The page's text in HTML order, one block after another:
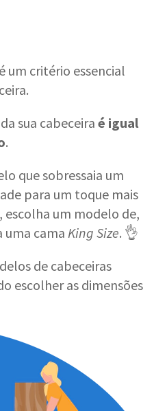
um critério essencial
sua cabeceira é igual
.
que sobressaia um
para um toque mais
um modelo de,
uma cama King Size. 👌
de cabeceiras
escolher as dimensões